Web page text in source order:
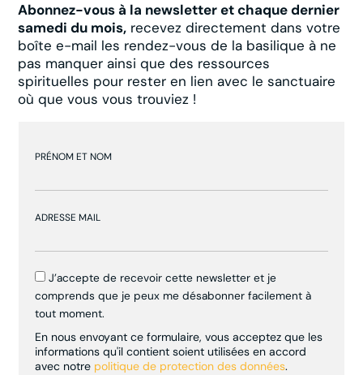
Abonnez-vous à la newsletter et chaque dernier
samedi du mois, recevez directement dans votre
boîte e-mail les rendez-vous de la basilique à ne
pas manquer ainsi que des ressources
spirituelles pour rester en lien avec le sanctuaire
où que vous vous trouviez !
PRÉNOM ET NOM
ADRESSE MAIL
J’accepte de recevoir cette newsletter et je
comprends que je peux me désabonner facilement à
tout moment.
En nous envoyant ce formulaire, vous acceptez que les
informations qu'il contient soient utilisées en accord
avec notre politique de protection des données.